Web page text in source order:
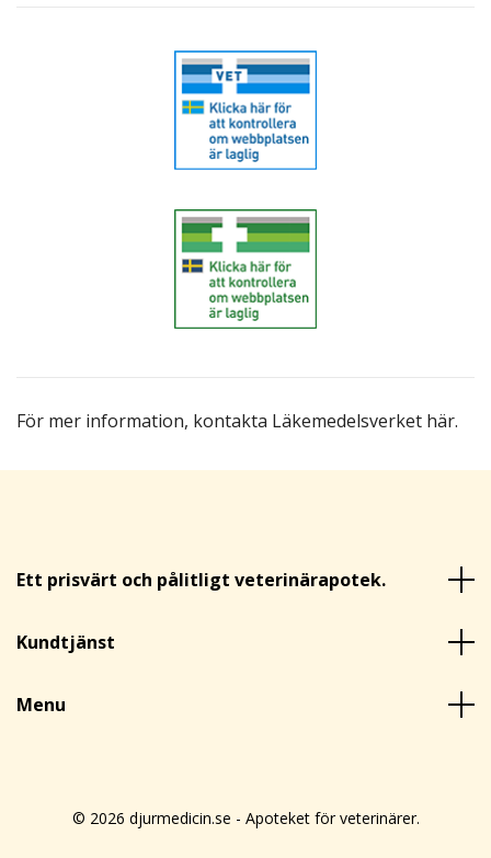
För mer information, kontakta Läkemedelsverket här.
Ett prisvärt och pålitligt veterinärapotek.
Kundtjänst
Menu
© 2026 djurmedicin.se - Apoteket för veterinärer.